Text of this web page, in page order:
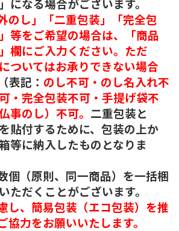
になる場合がございます。
のし」「二重包装」「完全包
等をご希望の場合は、「商品
欄にご入力ください。ただ
ついてはお承りできない場合
（表記： のし不可・のし名入れ不
・完全包装不可・手提げ袋不
事のし）不可。 二重包装と
貼付するために、包装の上か
等に納入したものとなりま
個（原則、同一商品）を一括梱
ただくことがございます。
し、簡易包装（エコ包装）を推
協力をお願いいたします。